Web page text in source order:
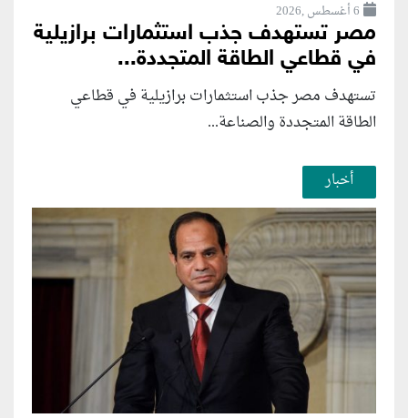
6 أغسطس ,2026
مصر تستهدف جذب استثمارات برازيلية
في قطاعي الطاقة المتجددة...
تستهدف مصر جذب استثمارات برازيلية في قطاعي
الطاقة المتجددة والصناعة...
أخبار